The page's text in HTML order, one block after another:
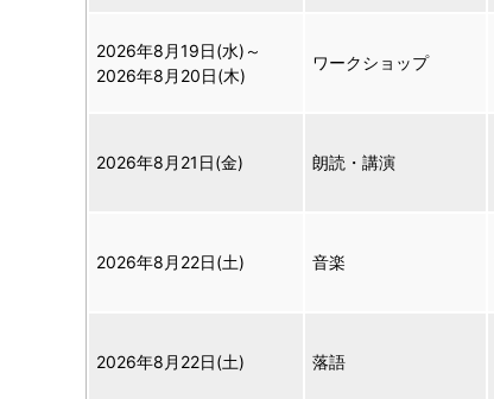
2026年8月19日(水) ～
2026年8月20日(木)
ワークショップ
2026年8月21日(金) 朗読・講演
2026年8月22日(土) 音楽
2026年8月22日(土) 落語